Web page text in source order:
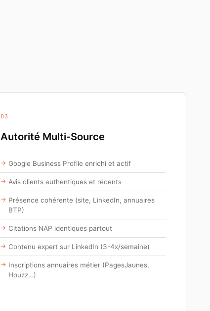
03
Autorité Multi-Source
Google Business Profile enrichi et actif
Avis clients authentiques et récents
Présence cohérente (site, LinkedIn, annuaires
BTP)
Citations NAP identiques partout
Contenu expert sur LinkedIn (3-4x/semaine)
Inscriptions annuaires métier (PagesJaunes,
Houzz…)